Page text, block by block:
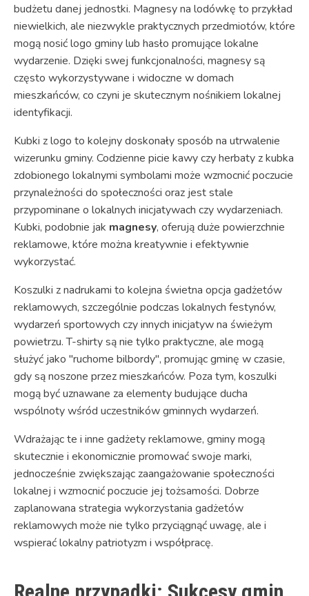
budżetu danej jednostki. Magnesy na lodówkę to przykład
niewielkich, ale niezwykle praktycznych przedmiotów, które
mogą nosić logo gminy lub hasło promujące lokalne
wydarzenie. Dzięki swej funkcjonalności, magnesy są
często wykorzystywane i widoczne w domach
mieszkańców, co czyni je skutecznym nośnikiem lokalnej
identyfikacji.
Kubki z logo to kolejny doskonały sposób na utrwalenie
wizerunku gminy. Codzienne picie kawy czy herbaty z kubka
zdobionego lokalnymi symbolami może wzmocnić poczucie
przynależności do społeczności oraz jest stale
przypominane o lokalnych inicjatywach czy wydarzeniach.
Kubki, podobnie jak magnesy, oferują duże powierzchnie
reklamowe, które można kreatywnie i efektywnie
wykorzystać.
Koszulki z nadrukami to kolejna świetna opcja gadżetów
reklamowych, szczególnie podczas lokalnych festynów,
wydarzeń sportowych czy innych inicjatyw na świeżym
powietrzu. T-shirty są nie tylko praktyczne, ale mogą
służyć jako "ruchome bilbordy", promując gminę w czasie,
gdy są noszone przez mieszkańców. Poza tym, koszulki
mogą być uznawane za elementy budujące ducha
wspólnoty wśród uczestników gminnych wydarzeń.
Wdrażając te i inne gadżety reklamowe, gminy mogą
skutecznie i ekonomicznie promować swoje marki,
jednocześnie zwiększając zaangażowanie społeczności
lokalnej i wzmocnić poczucie jej tożsamości. Dobrze
zaplanowana strategia wykorzystania gadżetów
reklamowych może nie tylko przyciągnąć uwagę, ale i
wspierać lokalny patriotyzm i współpracę.